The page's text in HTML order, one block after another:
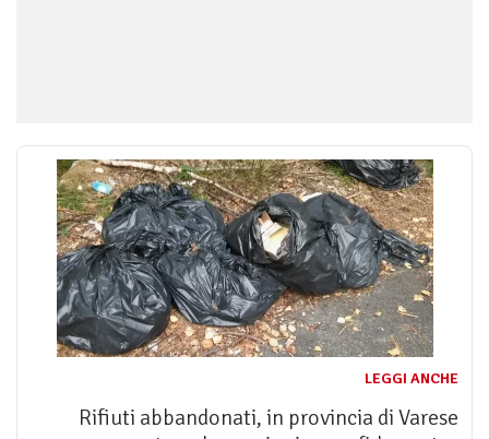
LEGGI ANCHE
Rifiuti abbandonati, in provincia di Varese